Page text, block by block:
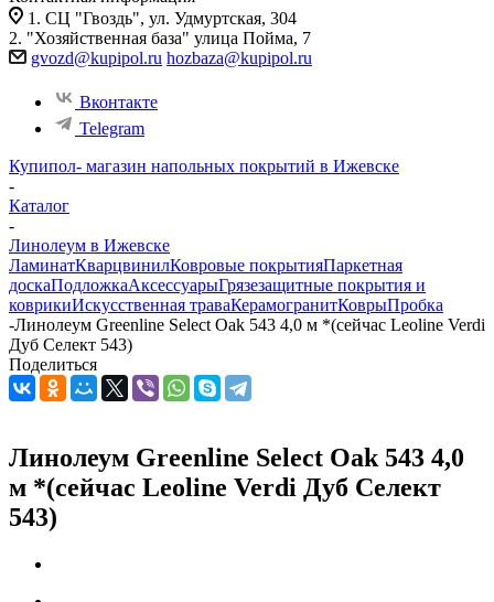
1. СЦ "Гвоздь", ул. Удмуртская, 304
2. "Хозяйственная база" улица Пойма, 7
gvozd@kupipol.ru hozbaza@kupipol.ru
Вконтакте
Telegram
Купипол- магазин напольных покрытий в Ижевске
-
Каталог
-
Линолеум в Ижевске
ЛаминатКварцвинилКовровые покрытияПаркетная
доскаПодложкаАксессуарыГрязезащитные покрытия и
коврикиИскусственная траваКерамогранитКоврыПробка
-Линолеум Greenline Select Oak 543 4,0 м *(сейчас Leoline Verdi
Дуб Селект 543)
Поделиться
Линолеум Greenline Select Oak 543 4,0
м *(сейчас Leoline Verdi Дуб Селект
543)